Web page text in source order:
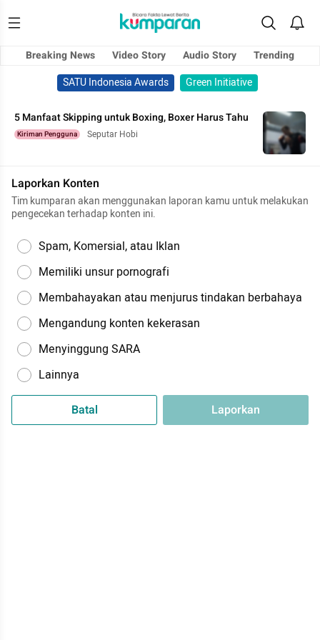
Breaking News Video Story Audio Story
Trending
SATU Indonesia Awards
Green Initiative
5 Manfaat Skipping untuk Boxing, Boxer Harus Tahu
Kiriman Pengguna Seputar Hobi
Laporkan Konten
Tim kumparan akan menggunakan laporan kamu untuk melakukan
pengecekan terhadap konten ini.
Spam, Komersial, atau Iklan
Memiliki unsur pornografi
Membahayakan atau menjurus tindakan berbahaya
Mengandung konten kekerasan
Menyinggung SARA
Lainnya
Batal Laporkan